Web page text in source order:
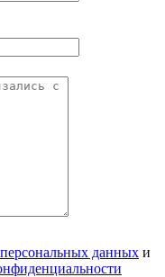
данных и